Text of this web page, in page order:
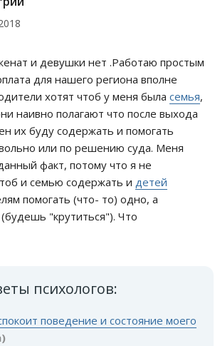
и девушки нет .Работаю простым
для нашего региона вполне
хотят чтоб у меня была семья,
наивно полагают что после выхода
их буду содержать и помогать
или по решению суда. Меня
факт, потому что я не
и семью содержать и детей
помогать (что- то) одно, а
"крутиться"). Что
психологов:
поведение и состояние моего